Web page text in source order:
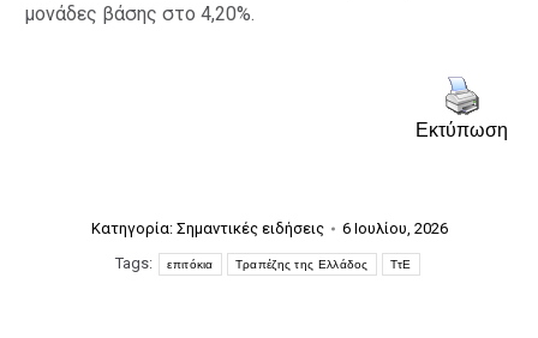
μονάδες βάσης στο 4,20%.
Εκτύπωση
Κατηγορία: Σημαντικές ειδήσεις
6 Ιουλίου, 2026
Tags:
επιτόκια Τραπέζης της Ελλάδος ΤτΕ